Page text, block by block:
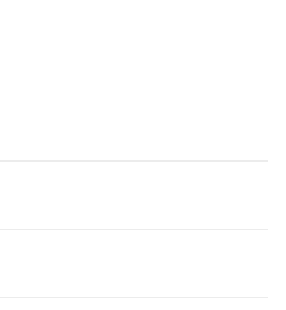
вн. блок: 120 л.,
ляссе; каптал: есть;
персонализация
упаковка: